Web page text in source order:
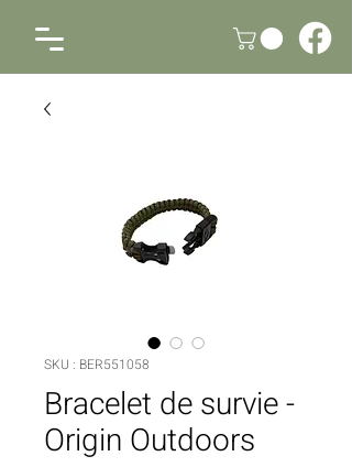
SKU : BER551058
Bracelet de survie -
Origin Outdoors